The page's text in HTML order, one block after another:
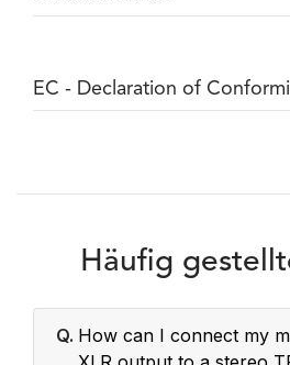
EC - Declaration of
Häufig
Q. How can I connect my